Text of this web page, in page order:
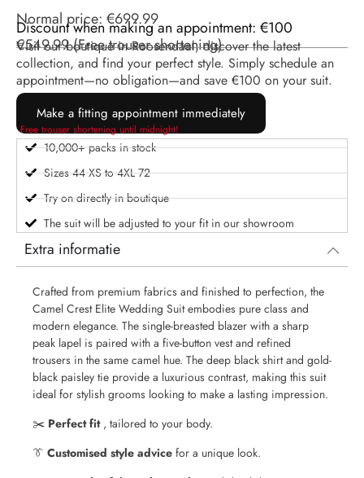
Normal price: €699.99
Discount when making an appointment: €100
€549.99(Free trouser shortening)
Visit our boutique in Roosendaal, discover the latest
collection, and find your perfect style. Simply schedule an
appointment—no obligation—and save €100 on your suit.
Make a fitting appointment immediately
Free trouser shortening until midnight!
10,000+ packs in stock
Sizes 44 XS to 4XL 72
Try on directly in boutique
The suit will be adjusted to your fit in our showroom
Extra informatie
Crafted from premium fabrics and finished to perfection, the
Camel Crest Elite Wedding Suit embodies pure class and
modern elegance. The single-breasted blazer with a sharp
peak lapel is paired with a five-button vest and refined
trousers in the same camel hue. The deep black shirt and gold-
black paisley tie provide a luxurious contrast, making this suit
ideal for stylish grooms looking to make a lasting impression.
✂️ Perfect fit , tailored to your body.
👔 Customised style advice for a unique look.